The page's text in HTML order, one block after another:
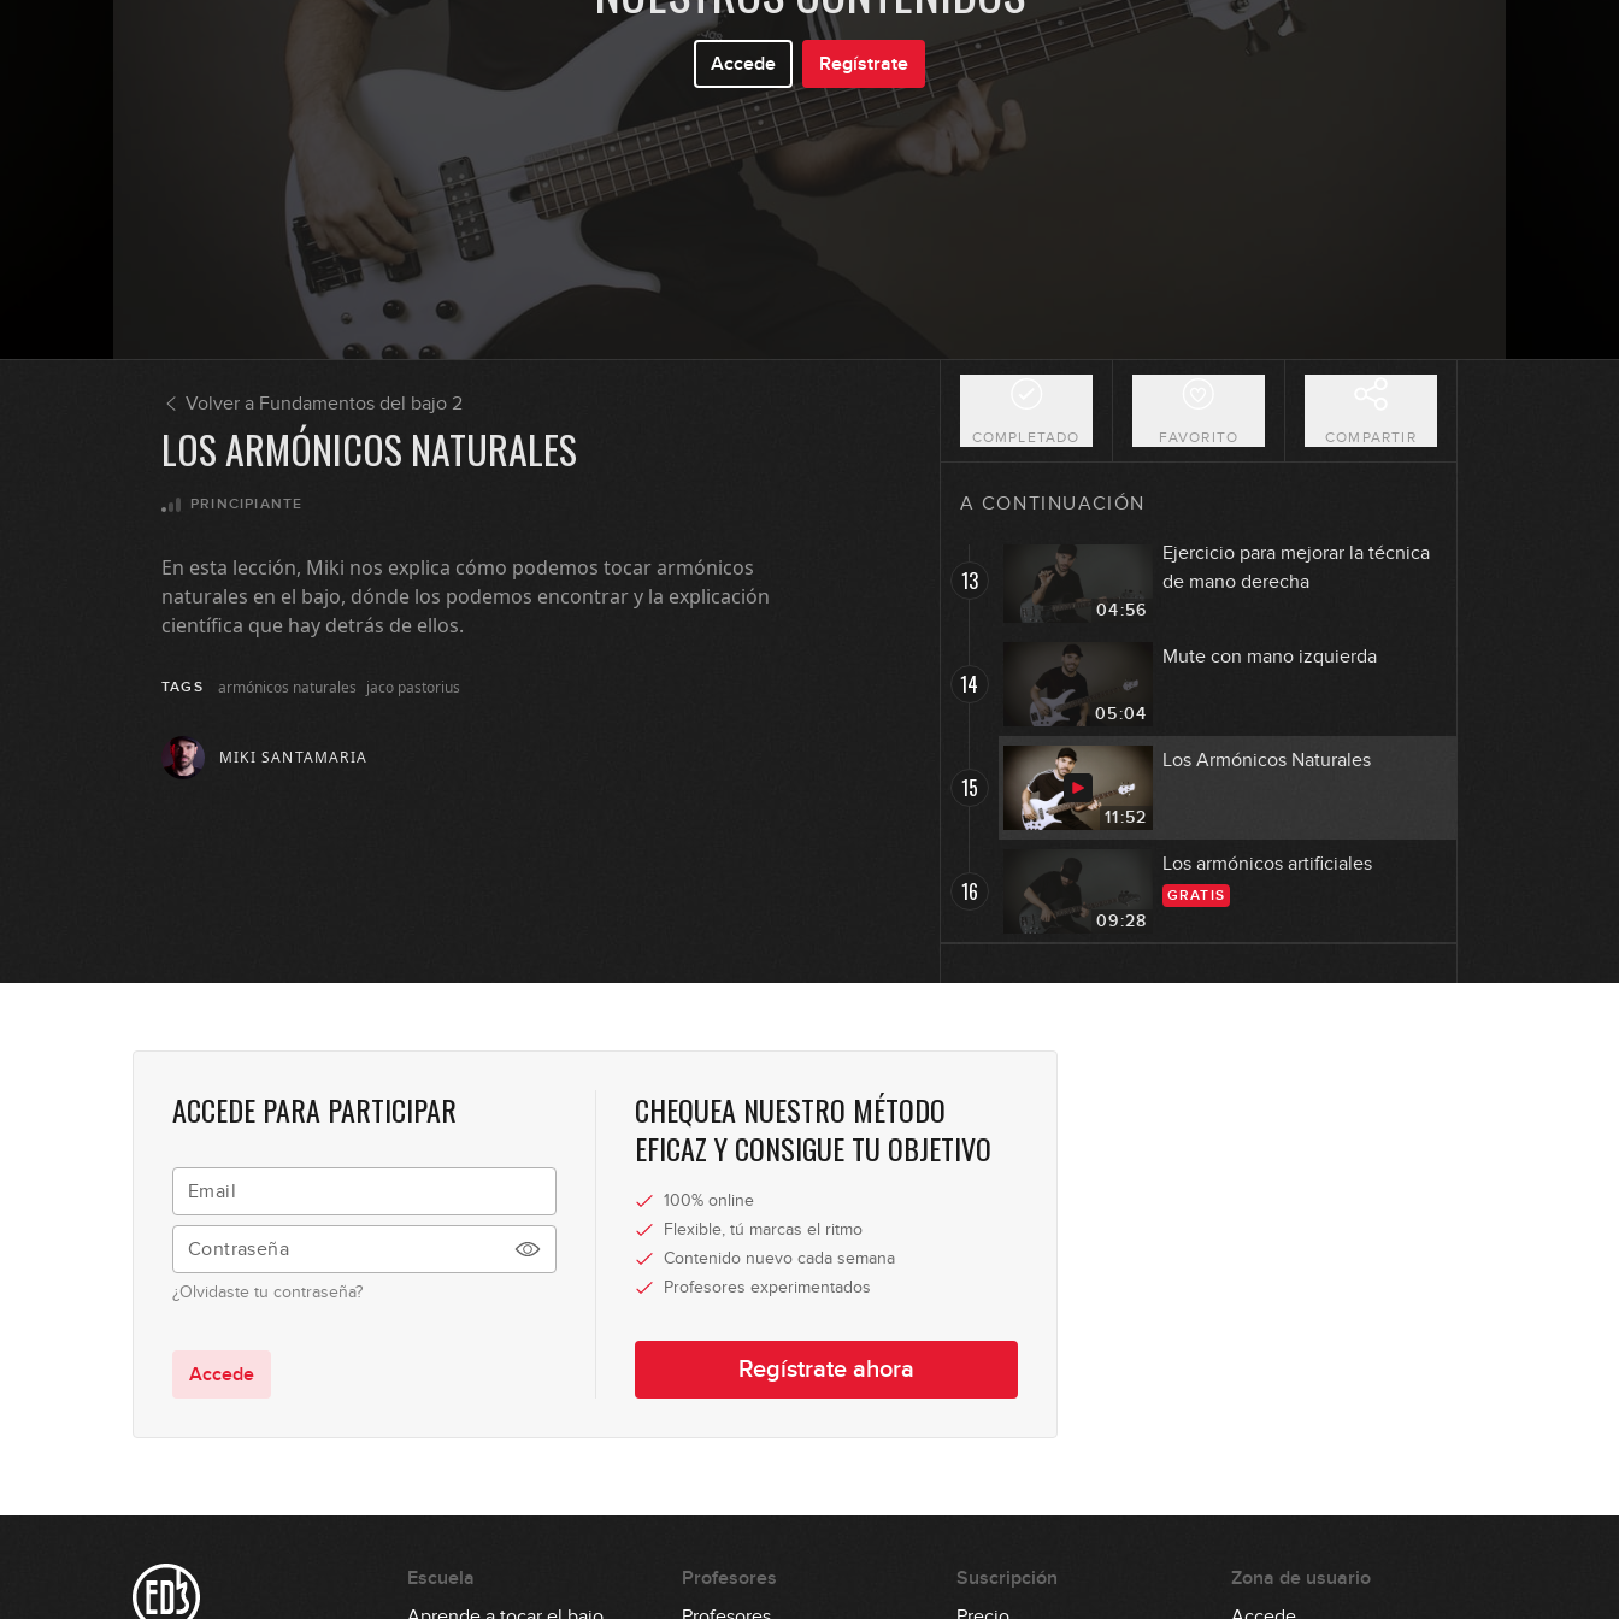
Accede Regístrate
Volver a Fundamentos del bajo 2
LOS ARMÓNICOS NATURALES
PRINCIPIANTE
En esta lección, Miki nos explica cómo podemos tocar armónicos
naturales en el bajo, dónde los podemos encontrar y la explicación
científica que hay detrás de ellos.
TAGS armónicos naturales jaco pastorius
MIKI SANTAMARIA
COMPLETADO FAVORITO COMPARTIR
A CONTINUACIÓN
8
La técnica de púa
9
11
06:25
La célula rítmica del funk
13
04:56
Ejercicio para mejorar la técnica
de mano derecha
14
05:04
Mute con mano izquierda
15
11:52
Los Armónicos Naturales
16
09:28
Los armónicos artificiales
GRATIS
ACCEDE PARA PARTICIPAR
¿Olvidaste tu contraseña?
Accede
CHEQUEA NUESTRO MÉTODO
EFICAZ Y CONSIGUE TU OBJETIVO
100% online
Flexible, tú marcas el ritmo
Contenido nuevo cada semana
Profesores experimentados
Regístrate ahora
Escuela
Profesores
Suscripción
Zona de usuario